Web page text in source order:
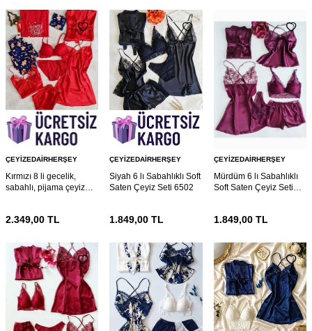
ÇEYIZEDAIRHERŞEY
Kırmızı 8 li gecelik,
sabahlı, pijama çeyiz
2.349,00 TL
ÇEYIZEDAIRHERŞEY
Siyah 6 lı Sabahlıklı Soft
Saten Çeyiz Seti 6502
1.849,00 TL
ÇEYIZEDAIRHERŞEY
Mürdüm 6 lı Sabahlıklı
Soft Saten Çeyiz Seti
1.849,00TL